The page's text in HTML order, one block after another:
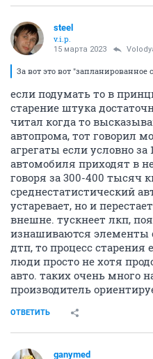
steel
v.i.p.
15 марта 2023
За вот это вот
если подумать то в
старение штука
читал когда то
автопрома, тот говорил
агрегаты если условно за
автомобиля приходят в
говоря за 300-400 тысяч
среднестатистический
устаревает, но и
внешне. тускнеет лкп,
изнашиваются элементы
дтп, то процесс старения
люди просто не хотя
авто. таких очень много
производитель
ОТВЕТИТЬ
ganymed